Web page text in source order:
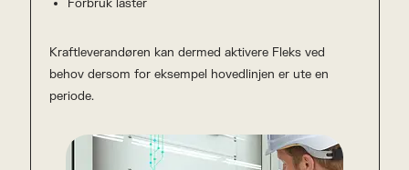
Forbruk laster
Kraftleverandøren kan dermed aktivere Fleks ved
behov dersom for eksempel hovedlinjen er ute en
periode.